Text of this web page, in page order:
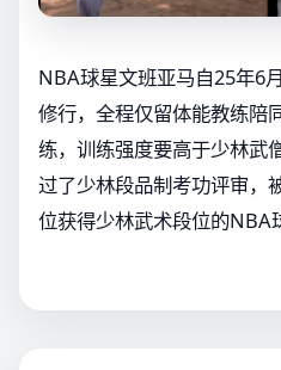
NBA球星文班亚马自25年6
修行，全程仅留体能教练陪
练，训练强度要高于少林武
过了少林段品制考功评审，
位获得少林武术段位的NBA